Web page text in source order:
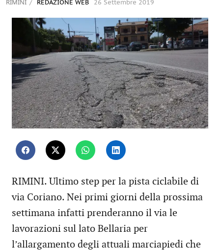
RIMINI REDAZIONE WEB 26 Settembre 2019
RIMINI. Ultimo step per la pista ciclabile di
via Coriano. Nei primi giorni della prossima
settimana infatti prenderanno il via le
lavorazioni sul lato Bellaria per
l’allargamento degli attuali marciapiedi che